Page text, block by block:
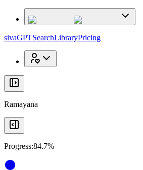
sivaGPTSearchLibraryPricing
Ramayana
Progress:84.7%